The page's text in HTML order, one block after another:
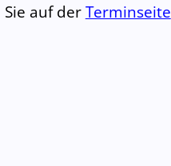
auf derTerminseite